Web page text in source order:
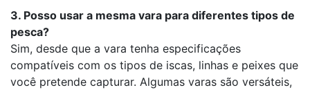
3. Posso usar a mesma vara para diferentes tipos de
pesca?
Sim, desde que a vara tenha especificações
compatíveis com os tipos de iscas, linhas e peixes que
você pretende capturar. Algumas varas são versáteis,